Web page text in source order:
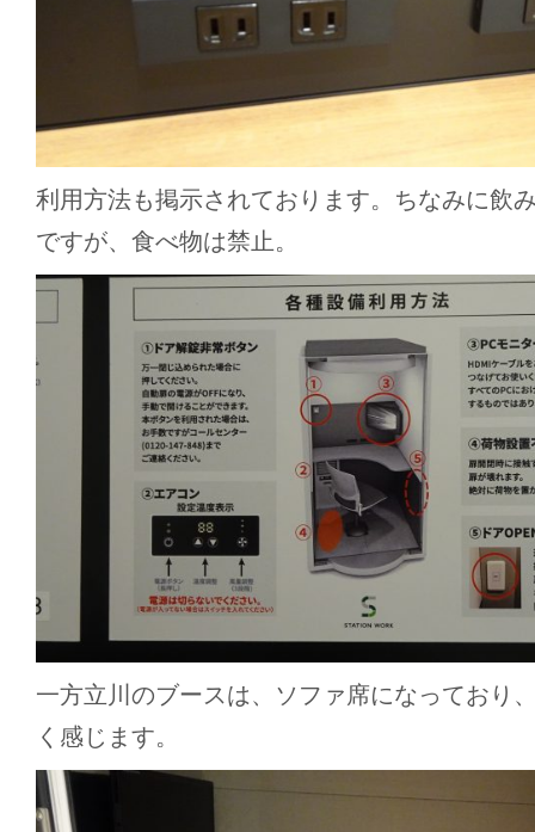
利用方法も掲示されております。ちなみに飲
ですが、食べ物は禁止。
一方立川のブースは、ソファ席になっており
く感じます。